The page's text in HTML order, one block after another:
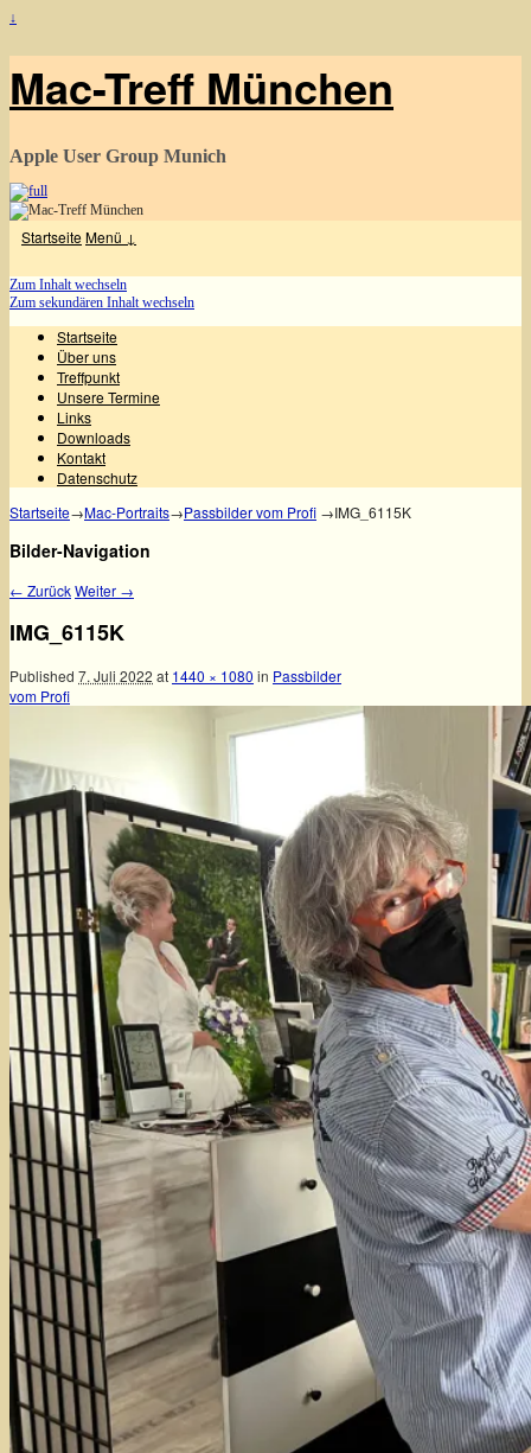
↓
Mac-Treff München
Apple User Group Munich
StartseiteMenü ↓
Zum Inhalt wechseln
Zum sekundären Inhalt wechseln
Startseite
Über uns
Treffpunkt
Unsere Termine
Links
Downloads
Kontakt
Datenschutz
Startseite→Mac-Portraits→Passbilder vom Profi →IMG_6115K
Bilder-Navigation
← ZurückWeiter →
IMG_6115K
Published 7. Juli 2022 at 1440 × 1080 in Passbilder
vom Profi